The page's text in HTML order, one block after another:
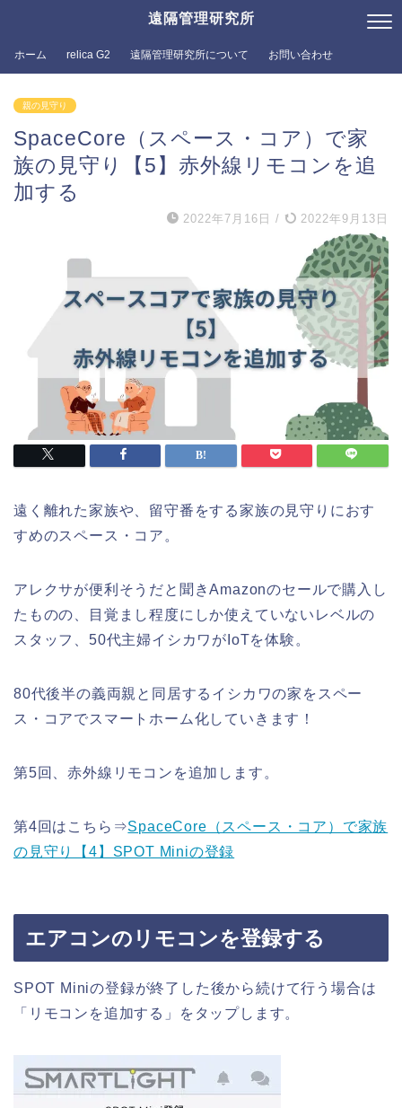
遠隔管理研究所
ホーム relica G2 遠隔管理研究所について お問い合わせ
親の見守り
SpaceCore（スペース・コア）で家
族の見守り【5】赤外線リモコンを追
加する
2022年7月16日 / 2022年9月13日
遠く離れた家族や、留守番をする家族の見守りにおす
すめのスペース・コア。
アレクサが便利そうだと聞きAmazonのセールで購入し
たものの、目覚まし程度にしか使えていないレベルの
スタッフ、50代主婦イシカワがIoTを体験。
80代後半の義両親と同居するイシカワの家をスペー
ス・コアでスマートホーム化していきます！
第5回、赤外線リモコンを追加します。
第4回はこちら⇒SpaceCore（スペース・コア）で家族
の見守り【4】SPOT Miniの登録
エアコンのリモコンを登録する
SPOT Miniの登録が終了した後から続けて行う場合は
「リモコンを追加する」をタップします。